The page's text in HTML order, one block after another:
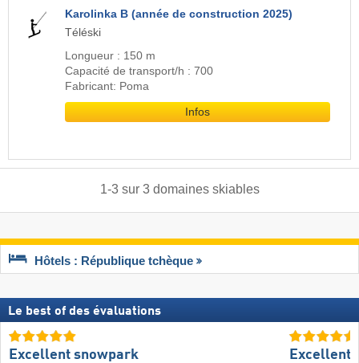
Karolinka B (année de construction 2025)
Téléski
Longueur : 150 m
Capacité de transport/h : 700
Fabricant: Poma
Infos
1-3sur 3 domaines skiables
Hôtels : République tchèque
Le best of des évaluations
Excellent snowpark Excellent